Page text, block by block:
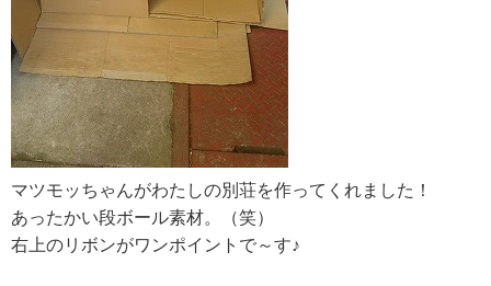
RECRUIT
求人情報
DATA
会社概要
マツモッちゃんがわたしの別荘を作ってくれました！
あったかい段ボール素材。（笑）
右上のリボンがワンポイントで～す♪